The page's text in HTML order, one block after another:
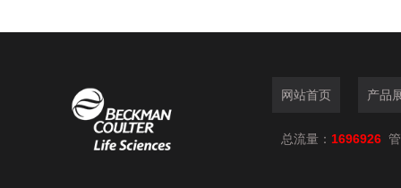
网站首页 产品
总流量： 1696926